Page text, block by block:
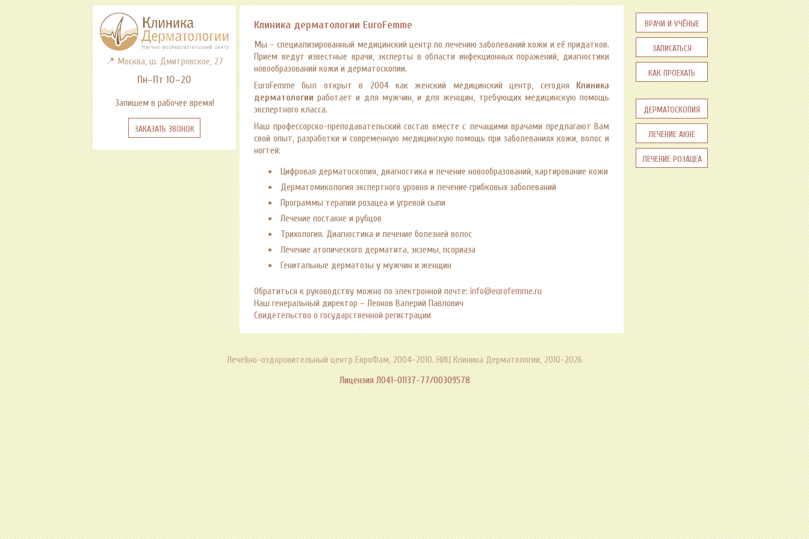
📍 Москва, ш. Дмитровское, 27
Пн–Пт 10–20
Запишем в рабочее время!
Заказать звонок
Клиника дерматологии EuroFemme
Мы – специализированный медицинский центр по лечению заболеваний кожи и её придатков.
Прием ведут известные врачи, эксперты в области инфекционных поражений, диагностики
новообразований кожи и дерматоскопии.
EuroFemme был открыт в 2004 как женский медицинский центр, сегодня Клиника
дерматологии работает и для мужчин, и для женщин, требующих медицинскую помощь
экспертного класса.
Наш профессорско-преподавательский состав вместе с лечащими врачами предлагают Вам
свой опыт, разработки и современную медицинскую помощь при заболеваниях кожи, волос и
ногтей:
Цифровая дерматоскопия, диагностика и лечение новообразований, картирование кожи
Дерматомикология экспертного уровня и лечение грибковых заболеваний
Программы терапии розацеа и угревой сыпи
Лечение постакне и рубцов
Трихология. Диагностика и лечение болезней волос
Лечение атопического дерматита, экземы, псориаза
Генитальные дерматозы у мужчин и женщин
Обратиться к руководству можно по электронной почте: info@eurofemme.ru
Наш генеральный директор – Леонов Валерий Павлович
Свидетельство о государственной регистрации
Врачи и учёные
Записаться
Как проехать
Дерматоскопия
Лечение акне
Лечение розацеа
Лечебно-оздоровительный центр ЕвроФам, 2004-2010. НИЦ Клиника Дерматологии, 2010-2026
Лицензия Л041-01137-77/00309578